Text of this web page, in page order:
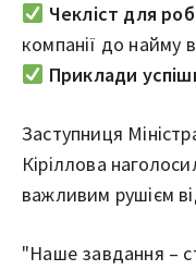
Чекліст для
компанії до найму
Приклади
Заступниця
Кіріллова
важливим рушієм
"Наше завдання –